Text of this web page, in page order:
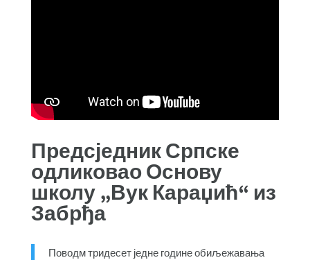
Предсједник Српске
одликовао Основу
школу „Вук Караџић“ из
Забрђа
Поводм тридесет једне године обиљежавања